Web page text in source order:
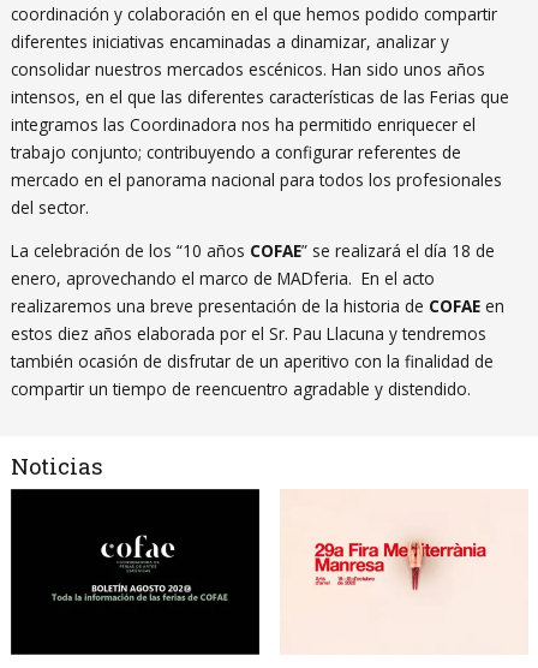
coordinación y colaboración en el que hemos podido compartir
diferentes iniciativas encaminadas a dinamizar, analizar y
consolidar nuestros mercados escénicos. Han sido unos años
intensos, en el que las diferentes características de las Ferias que
integramos las Coordinadora nos ha permitido enriquecer el
trabajo conjunto; contribuyendo a configurar referentes de
mercado en el panorama nacional para todos los profesionales
del sector.
La celebración de los “10 años COFAE” se realizará el día 18 de
enero, aprovechando el marco de MADferia. En el acto
realizaremos una breve presentación de la historia de COFAE en
estos diez años elaborada por el Sr. Pau Llacuna y tendremos
también ocasión de disfrutar de un aperitivo con la finalidad de
compartir un tiempo de reencuentro agradable y distendido.
Noticias